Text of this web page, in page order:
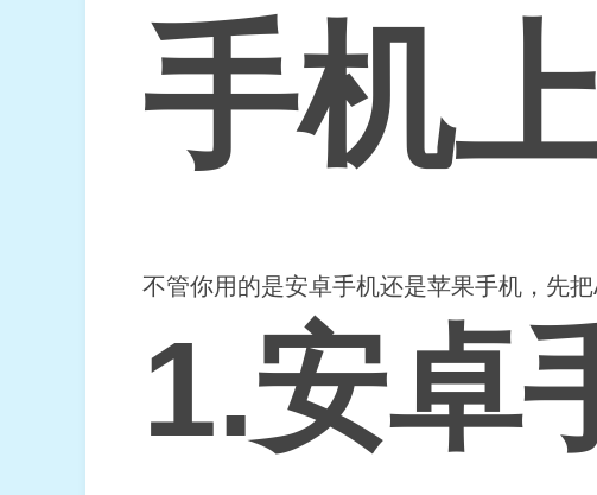
手机
不管你用的是安卓手机还是苹果手机，先把
1.安卓